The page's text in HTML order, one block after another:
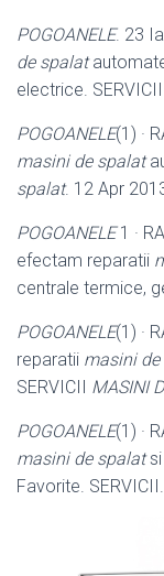
POGOANELE. 23
de spalat
electrice. SERVICII
POGOANELE(1) ·
masini de spalat
spalat. 12 Apr
POGOANELE1 ·
efectam reparatii
centrale termice,
POGOANELE(1) ·
reparatii masini
SERVICII MASINI
POGOANELE(1) ·
masini de spalatsi
Favorite.